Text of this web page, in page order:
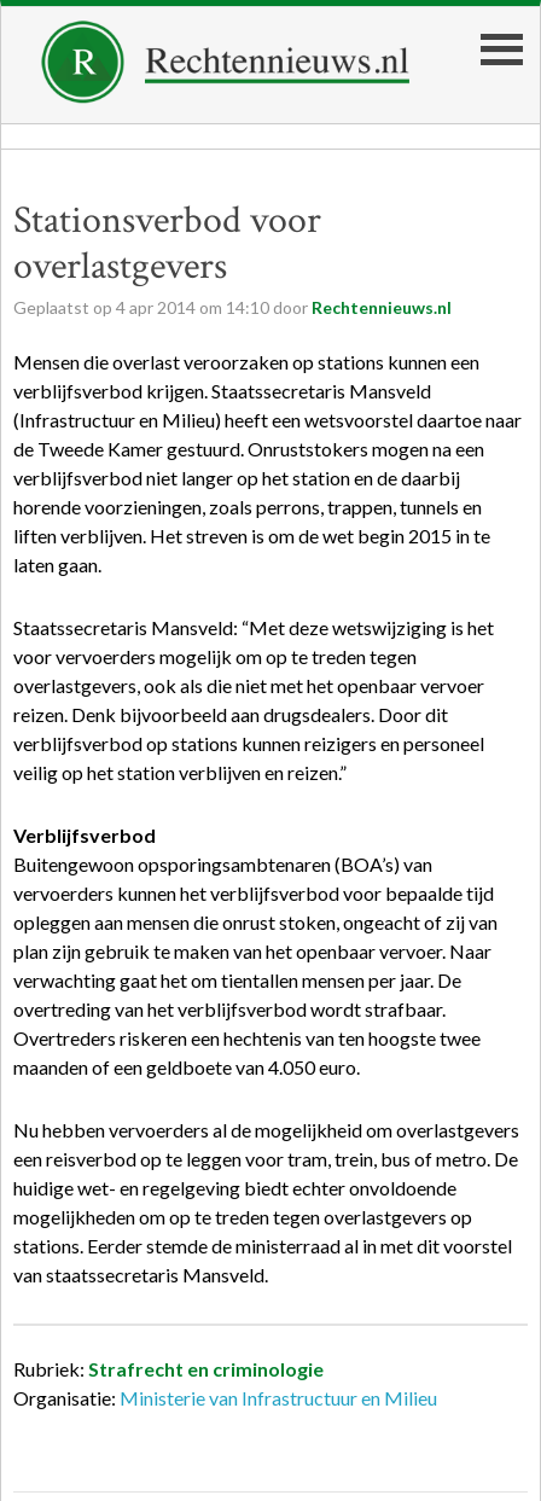
Stationsverbod voor
overlastgevers
Geplaatst op 4apr 2014 om 14:10 door Rechtennieuws.nl
Mensen die overlast veroorzaken op stations kunnen een
verblijfsverbod krijgen. Staatssecretaris Mansveld
(Infrastructuur en Milieu) heeft een wetsvoorstel daartoe naar
de Tweede Kamer gestuurd. Onruststokers mogen na een
verblijfsverbod niet langer op het station en de daarbij
horende voorzieningen, zoals perrons, trappen, tunnels en
liften verblijven. Het streven is om de wet begin 2015 in te
laten gaan.
Staatssecretaris Mansveld: “Met deze wetswijziging is het
voor vervoerders mogelijk om op te treden tegen
overlastgevers, ook als die niet met het openbaar vervoer
reizen. Denk bijvoorbeeld aan drugsdealers. Door dit
verblijfsverbod op stations kunnen reizigers en personeel
veilig op het station verblijven en reizen.”
Verblijfsverbod
Buitengewoon opsporingsambtenaren (BOA’s) van
vervoerders kunnen het verblijfsverbod voor bepaalde tijd
opleggen aan mensen die onrust stoken, ongeacht of zij van
plan zijn gebruik te maken van het openbaar vervoer. Naar
verwachting gaat het om tientallen mensen per jaar. De
overtreding van het verblijfsverbod wordt strafbaar.
Overtreders riskeren een hechtenis van ten hoogste twee
maanden of een geldboete van 4.050 euro.
Nu hebben vervoerders al de mogelijkheid om overlastgevers
een reisverbod op te leggen voor tram, trein, bus of metro. De
huidige wet- en regelgeving biedt echter onvoldoende
mogelijkheden om op te treden tegen overlastgevers op
stations. Eerder stemde de ministerraad al in met dit voorstel
van staatssecretaris Mansveld.
Rubriek: Strafrecht en criminologie
Organisatie: Ministerie van Infrastructuur en Milieu